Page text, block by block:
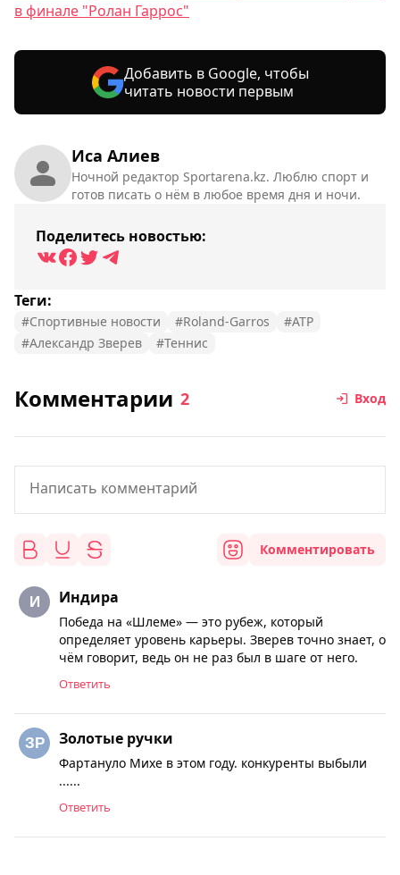
Иса Алиев
Ночной редактор Sportarena.kz. Люблю спорт и
готов писать о нём в любое время дня и ночи.
Поделитесь новостью:
Теги:
#Спортивные новости #Roland-Garros
#ATP
#Александр Зверев
#Теннис
в финале "Ролан Гаррос"
Добавить в Google, чтобы
читать новости первым
Комментарии 2 Вход
Комментировать
Индира
Победа на «Шлеме» — это рубеж, который
определяет уровень карьеры. Зверев точно знает, о
чём говорит, ведь он не раз был в шаге от него.
Ответить
Золотые ручки
Фартануло Михе в этом году. конкуренты выбыли
......
Ответить